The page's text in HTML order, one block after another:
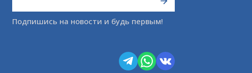
Подпишись на новости и будь первым!